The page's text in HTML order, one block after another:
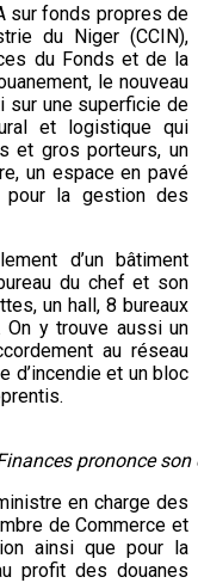
sur fonds propres de
du Niger (CCIN),
du Fonds et de la
le nouveau
sur une superficie de
et logistique qui
et gros porteurs, un
un espace en pavé
la gestion des
d’un bâtiment
du chef et son
un hall, 8 bureaux
On y trouve aussi un
au réseau
d’incendie et un bloc
prononce
en charge des
de Commerce et
ainsi que pour la
profit des douanes